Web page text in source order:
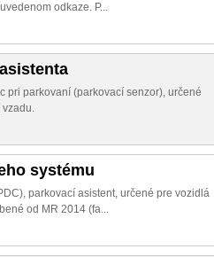
odkaze. P...
pri parkovaní (parkovací senzor), určené
vzadu.
systému
parkovací asistent, určené pre vozidlá
od MR 2014 (fa...